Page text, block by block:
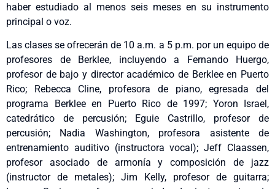
haber estudiado al menos seis meses en su instrumento
principal o voz.
Las clases se ofrecerán de 10 a.m. a 5 p.m. por un equipo de
profesores de Berklee, incluyendo a Fernando Huergo,
profesor de bajo y director académico de Berklee en Puerto
Rico; Rebecca Cline, profesora de piano, egresada del
programa Berklee en Puerto Rico de 1997; Yoron Israel,
catedrático de percusión; Eguie Castrillo, profesor de
percusión; Nadia Washington, profesora asistente de
entrenamiento auditivo (instructora vocal); Jeff Claassen,
profesor asociado de armonía y composición de jazz
(instructor de metales); Jim Kelly, profesor de guitarra;